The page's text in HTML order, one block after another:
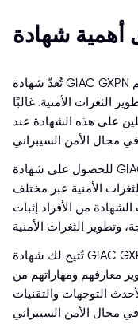
تُعدّ شهادة GIAC GXPN قيّمة للأفراد الذين يسعون لإثبات معرفتهم
الثغرات الأمنية. غالبًا
على هذه الشهادة عند
للحصول على شهادة GIAC GXPN، يجب على الأفراد اجتياز اختبار
الأمنية عبر مختلف
من الأفراد إثبات
تُتيح لك شهادة GIAC GXPN فرصًا وظيفية عديدة ورواتب أعلى.
معارفهم ومهاراتهم من
التوجهات والتقنيات